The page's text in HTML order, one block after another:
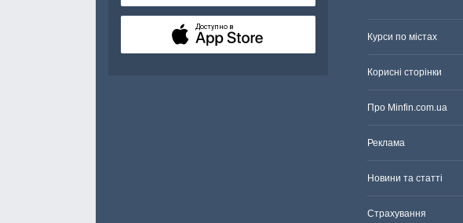
Доступно в
Курси по містах
Корисні сторінки
Про Minfin.com.ua
Реклама
Новини та статті
Страхування